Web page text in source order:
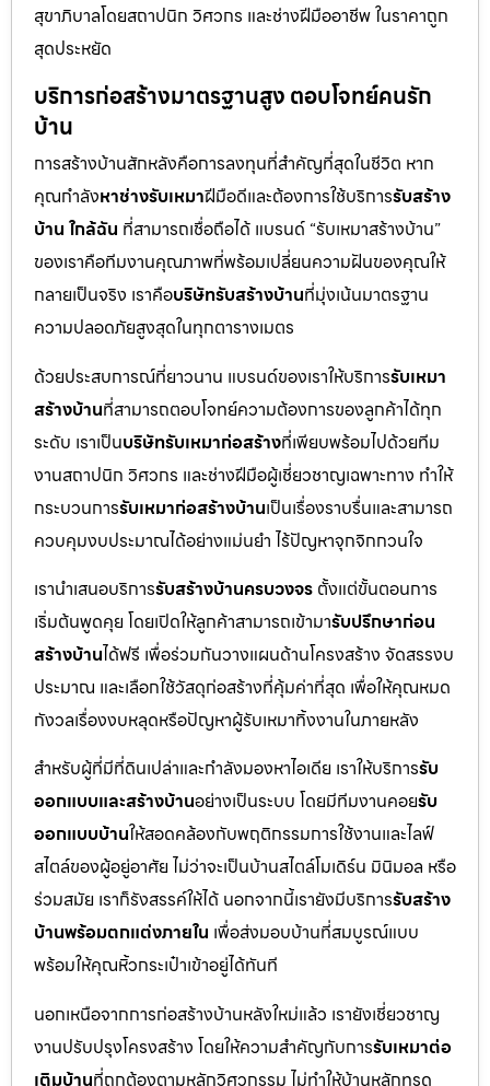
สุขาภิบาลโดยสถาปนิก วิศวกร และช่างฝีมืออาชีพ ในราคาถูก
สุดประหยัด
บริการก่อสร้างมาตรฐานสูง ตอบโจทย์คนรัก
บ้าน
การสร้างบ้านสักหลังคือการลงทุนที่สำคัญที่สุดในชีวิต หาก
คุณกำลังหาช่างรับเหมาฝีมือดีและต้องการใช้บริการรับสร้าง
บ้าน ใกล้ฉัน ที่สามารถเชื่อถือได้ แบรนด์ “รับเหมาสร้างบ้าน”
ของเราคือทีมงานคุณภาพที่พร้อมเปลี่ยนความฝันของคุณให้
กลายเป็นจริง เราคือบริษัทรับสร้างบ้านที่มุ่งเน้นมาตรฐาน
ความปลอดภัยสูงสุดในทุกตารางเมตร
ด้วยประสบการณ์ที่ยาวนาน แบรนด์ของเราให้บริการรับเหมา
สร้างบ้านที่สามารถตอบโจทย์ความต้องการของลูกค้าได้ทุก
ระดับ เราเป็นบริษัทรับเหมาก่อสร้างที่เพียบพร้อมไปด้วยทีม
งานสถาปนิก วิศวกร และช่างฝีมือผู้เชี่ยวชาญเฉพาะทาง ทำให้
กระบวนการรับเหมาก่อสร้างบ้านเป็นเรื่องราบรื่นและสามารถ
ควบคุมงบประมาณได้อย่างแม่นยำ ไร้ปัญหาจุกจิกกวนใจ
เรานำเสนอบริการรับสร้างบ้านครบวงจร ตั้งแต่ขั้นตอนการ
เริ่มต้นพูดคุย โดยเปิดให้ลูกค้าสามารถเข้ามารับปรึกษาก่อน
สร้างบ้านได้ฟรี เพื่อร่วมกันวางแผนด้านโครงสร้าง จัดสรรงบ
ประมาณ และเลือกใช้วัสดุก่อสร้างที่คุ้มค่าที่สุด เพื่อให้คุณหมด
กังวลเรื่องงบหลุดหรือปัญหาผู้รับเหมาทิ้งงานในภายหลัง
สำหรับผู้ที่มีที่ดินเปล่าและกำลังมองหาไอเดีย เราให้บริการรับ
ออกแบบและสร้างบ้านอย่างเป็นระบบ โดยมีทีมงานคอยรับ
ออกแบบบ้านให้สอดคล้องกับพฤติกรรมการใช้งานและไลฟ์
สไตล์ของผู้อยู่อาศัย ไม่ว่าจะเป็นบ้านสไตล์โมเดิร์น มินิมอล หรือ
ร่วมสมัย เราก็รังสรรค์ให้ได้ นอกจากนี้เรายังมีบริการรับสร้าง
บ้านพร้อมตกแต่งภายใน เพื่อส่งมอบบ้านที่สมบูรณ์แบบ
พร้อมให้คุณหิ้วกระเป๋าเข้าอยู่ได้ทันที
นอกเหนือจากการก่อสร้างบ้านหลังใหม่แล้ว เรายังเชี่ยวชาญ
งานปรับปรุงโครงสร้าง โดยให้ความสำคัญกับการรับเหมาต่อ
เติมบ้านที่ถูกต้องตามหลักวิศวกรรม ไม่ทำให้บ้านหลักทรุด